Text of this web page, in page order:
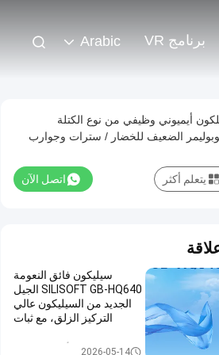
برنامج VR Arabic
أيميوني وظيفي من نوع الكتلة
الضعيف للخضار / سترات وجوارب
اتصل الآن يتعلم أكثر
سيليكون فائق النعومة
SILISOFT GB-HQ640 الجيل
الجديد من السيليكون عالي
التركيز الزلق، مع ثبات
2026-05-14